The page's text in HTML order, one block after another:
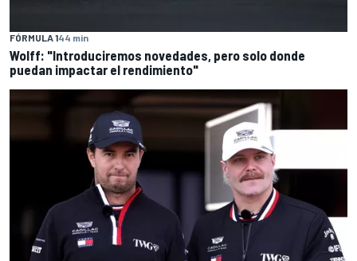
FÓRMULA 144 min
Wolff: "Introduciremos novedades, pero solo donde
puedan impactar el rendimiento"